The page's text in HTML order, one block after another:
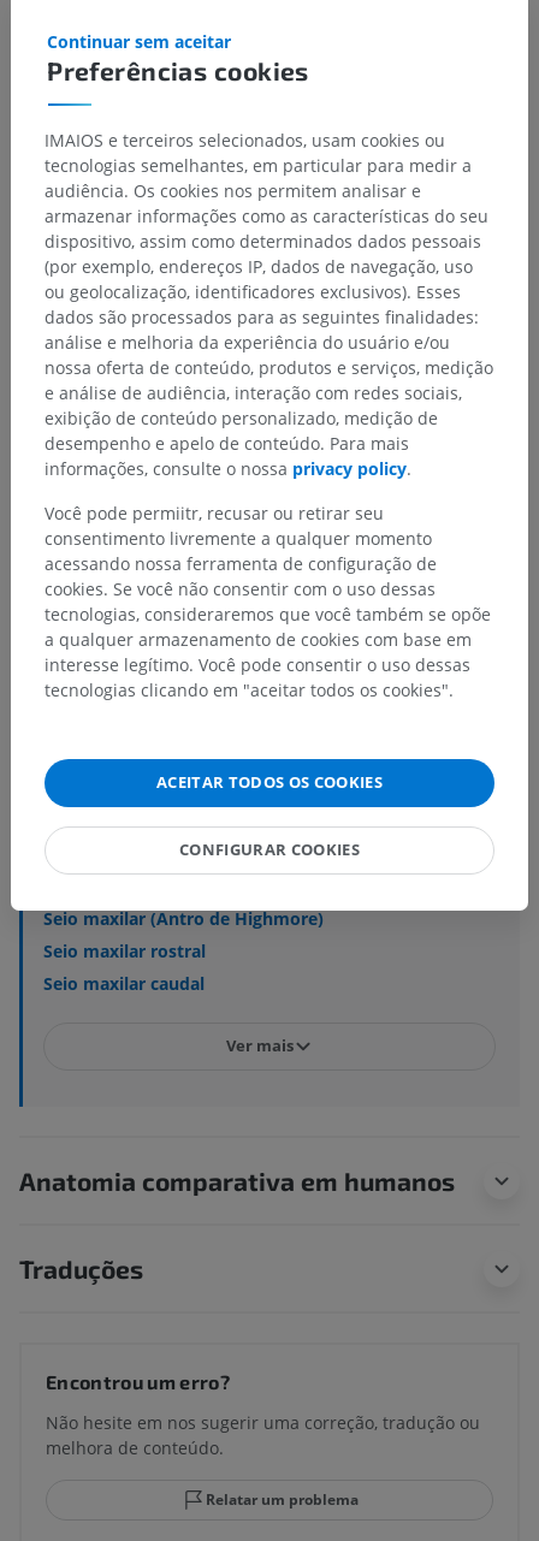
Hierarquia anatômica
Anatomia veterinária
Esplancnologia> Sistema respiratório>
Seios paranasais
Seio da concha dorsal
Bula da concha dorsal
Seio da concha ventral
Seio maxilar (Antro de Highmore)
Seio maxilar rostral
Seio maxilar caudal
Ver mais
Anatomia comparativa em humanos
Traduções
Encontrou um erro?
Não hesite em nos sugerir uma correção, tradução ou
melhora de conteúdo.
Relatar um problema
Preferências cookies
Continuar sem aceitar
IMAIOS e terceiros selecionados, usam cookies ou
tecnologias semelhantes, em particular para medir a
audiência. Os cookies nos permitem analisar e
armazenar informações como as características do seu
dispositivo, assim como determinados dados pessoais
(por exemplo, endereços IP, dados de navegação, uso
ou geolocalização, identificadores exclusivos). Esses
dados são processados para as seguintes finalidades:
análise e melhoria da experiência do usuário e/ou
nossa oferta de conteúdo, produtos e serviços, medição
e análise de audiência, interação com redes sociais,
exibição de conteúdo personalizado, medição de
desempenho e apelo de conteúdo. Para mais
informações, consulte o nossa privacy policy.
Você pode permiitr, recusar ou retirar seu
consentimento livremente a qualquer momento
acessando nossa ferramenta de configuração de
cookies. Se você não consentir com o uso dessas
tecnologias, consideraremos que você também se opõe
a qualquer armazenamento de cookies com base em
interesse legítimo. Você pode consentir o uso dessas
tecnologias clicando em "aceitar todos os cookies".
ACEITAR TODOS OS COOKIES
CONFIGURAR COOKIES